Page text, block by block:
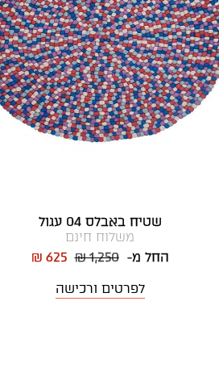
שטיח באבלס 04 עגול
משלוח חינם
החל מ-₪ 1,250
₪ 625
לפרטים ורכישה